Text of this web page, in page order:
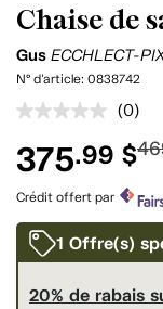
Chaise de
Gus ECCHLECT-
N° d'article: 0838742
pour
ce
Lien
vers
la
(0)
375.99 $
Crédit offert par
1 Offre(s)
20% de rabais